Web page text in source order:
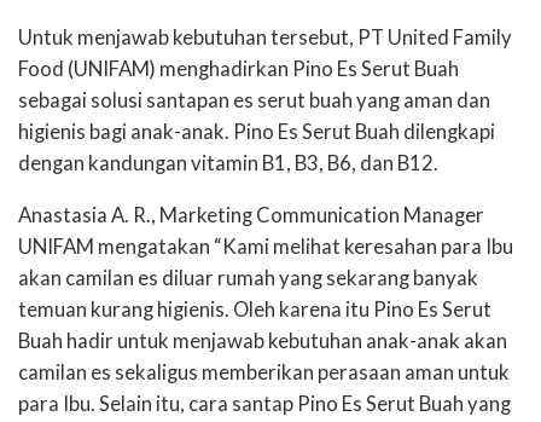
Untuk menjawab kebutuhan tersebut, PT United Family
Food (UNIFAM) menghadirkan Pino Es Serut Buah
sebagai solusi santapan es serut buah yang aman dan
higienis bagi anak-anak. Pino Es Serut Buah dilengkapi
dengan kandungan vitamin B1, B3, B6, dan B12.
Anastasia A. R., Marketing Communication Manager
UNIFAM mengatakan “Kami melihat keresahan para Ibu
akan camilan es diluar rumah yang sekarang banyak
temuan kurang higienis. Oleh karena itu Pino Es Serut
Buah hadir untuk menjawab kebutuhan anak-anak akan
camilan es sekaligus memberikan perasaan aman untuk
para Ibu. Selain itu, cara santap Pino Es Serut Buah yang